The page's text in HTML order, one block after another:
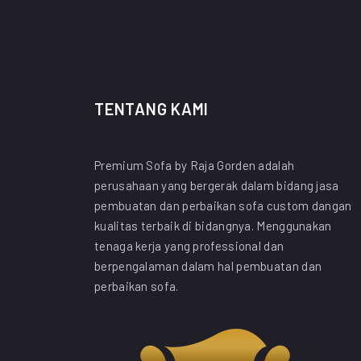
TENTANG KAMI
Premium Sofa by Raja Gorden adalah
perusahaan yang bergerak dalam bidang jasa
pembuatan dan perbaikan sofa custom dangan
kualitas terbaik di bidangnya. Menggunakan
tenaga kerja yang professional dan
berpengalaman dalam hal pembuatan dan
perbaikan sofa.